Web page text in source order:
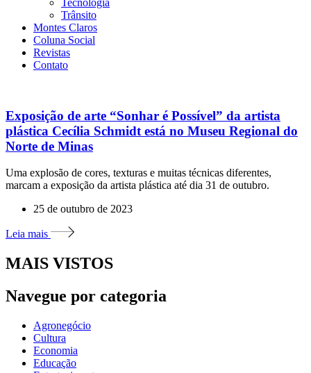
Tecnologia
Trânsito
Montes Claros
Coluna Social
Revistas
Contato
Exposição de arte “Sonhar é Possível” da artista
plástica Cecília Schmidt está no Museu Regional do
Norte de Minas
Uma explosão de cores, texturas e muitas técnicas diferentes,
marcam a exposição da artista plástica até dia 31 de outubro.
25 de outubro de 2023
Leia mais
MAIS VISTOS
Navegue por categoria
Agronegócio
Cultura
Economia
Educação